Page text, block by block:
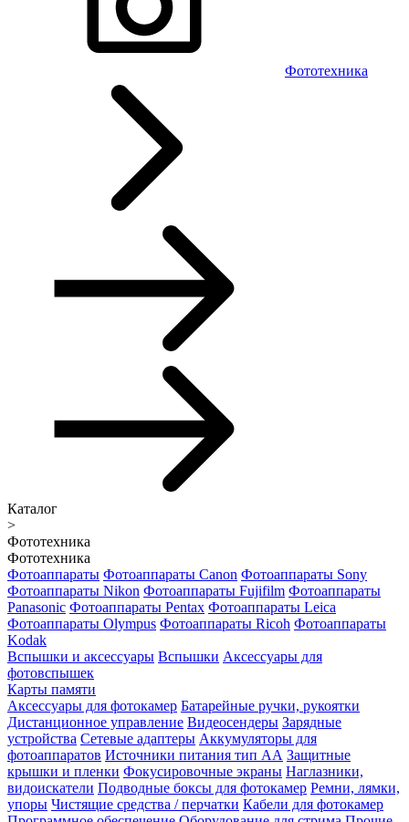
Фототехника
Каталог
>
Фототехника
Фототехника
Фотоаппараты Фотоаппараты Canon Фотоаппараты Sony
Фотоаппараты Nikon Фотоаппараты Fujifilm Фотоаппараты
Panasonic Фотоаппараты Pentax Фотоаппараты Leica
Фотоаппараты Olympus Фотоаппараты Ricoh Фотоаппараты
Kodak
Вспышки и аксессуары Вспышки Аксессуары для
фотовспышек
Карты памяти
Аксессуары для фотокамер Батарейные ручки, рукоятки
Дистанционное управление Видеосендеры Зарядные
устройства Сетевые адаптеры Аккумуляторы для
фотоаппаратов Источники питания тип АА Защитные
крышки и пленки Фокусировочные экраны Наглазники,
видоискатели Подводные боксы для фотокамер Ремни, лямки,
упоры Чистящие средства / перчатки Кабели для фотокамер